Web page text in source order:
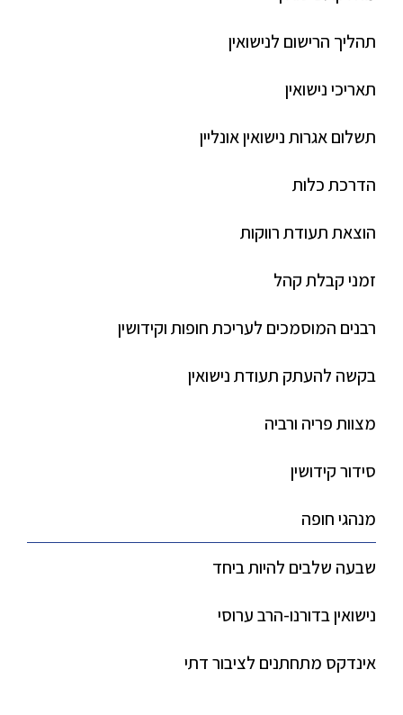
תהליך הרישום לנישואין
תאריכי נישואין
תשלום אגרות נישואין אונליין
הדרכת כלות
הוצאת תעודת רווקות
זמני קבלת קהל
רבנים המוסמכים לעריכת חופות וקידושין
בקשה להעתק תעודת נישואין
מצוות פריה ורביה
סידור קידושין
מנהגי חופה
שבעה שלבים להיות ביחד
נישואין בדורנו-הרב ערוסי
אינדקס מתחתנים לציבור דתי